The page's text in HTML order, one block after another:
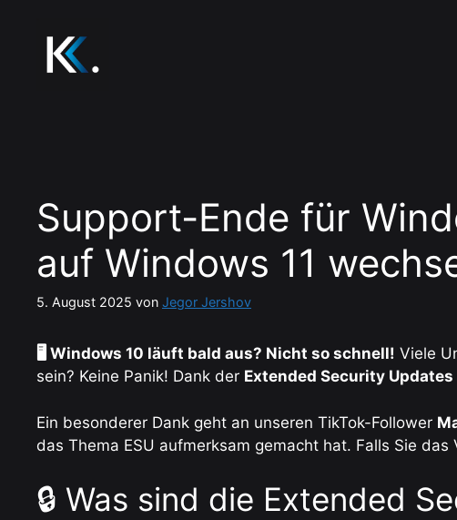
springen
Support-Ende für
auf Windows 11
5. August 2025 von Jegor Jershov
🖥️ Windows 10 läuft bald aus? Nicht so schnell! Viele
sein? Keine Panik! Dank der Extended Security Updates
Ein besonderer Dank geht an unseren TikTok-Follower
das Thema ESU aufmerksam gemacht hat. Falls Sie
🔒 Was sind die Extended